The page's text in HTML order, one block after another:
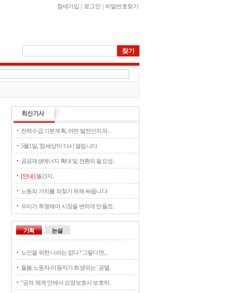
참새가입 로그인 비밀번호찾기
전력수급 기본계획, 어떤 발전인지와 ..
5월1일, '참세상'이 다시 열립니다
공공재생에너지 확대 및 전환의 필요성..
[안내]월간지..
노동의 가치를 되찾기 위해 싸웁니다
우리가 투쟁해야 시장을 변하게 만들죠..
기획
노인을 위한 나라는 없다? 그렇다면, ..
돌봄 노동자-이용자가 희생되는 ‘공멸..
“공적 체계 안에서 요양보호사 보호하..
논설